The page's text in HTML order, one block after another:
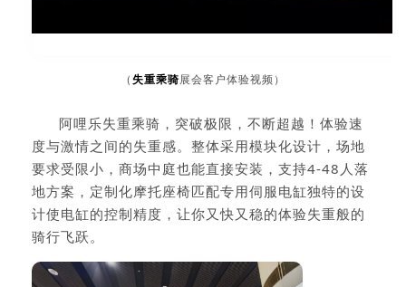
（ 失重乘骑展会客户体验视频）
阿哩乐失重乘骑，突破极限，不断超越！体验速
度与激情之间的失重感。整体采用模块化设计，场地
要求受限小，商场中庭也能直接安装，支持4-48人落
地方案，定制化摩托座椅匹配专用伺服电缸独特的设
计使电缸的控制精度，让你又快又稳的体验失重般的
骑行飞跃。